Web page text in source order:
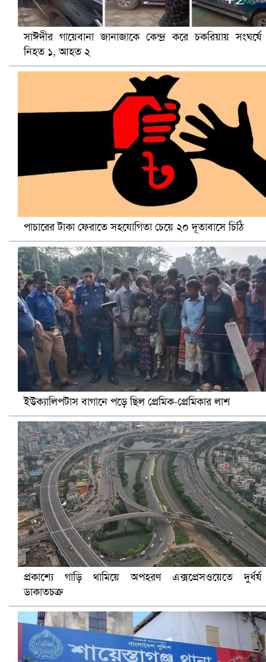
আ.লীগ ও জাপার ৯ নেতা কারাগারে
ভারতে ভয়াবহ সড়ক দুর্ঘটনা, নিহত ১৫
হলিউডে নতুন প্রেমের গুঞ্জন
সাঈদীর গায়েবানা জানাজাকে কেন্দ্র করে চকরিয়ায় সংঘর্ষে
নিহত ১, আহত ২
পাচারের টাকা ফেরাতে সহযোগিতা চেয়ে ২০ দূতাবাসে চিঠি
ইউক্যালিপটাস বাগানে পড়ে ছিল প্রেমিক-প্রেমিকার লাশ
প্রকাশ্যে গাড়ি থামিয়ে অপহরণ এক্সপ্রেসওয়েতে দুর্ধর্ষ
ডাকাতচক্র